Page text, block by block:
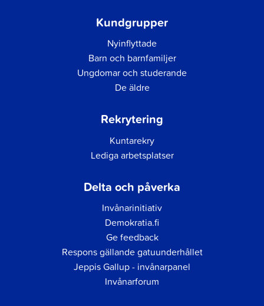
Kundgrupper
Nyinflyttade
Barn och barnfamiljer
Ungdomar och studerande
De äldre
Rekrytering
Kuntarekry
Lediga arbetsplatser
Delta och påverka
Invånarinitiativ
Demokratia.fi
Ge feedback
Respons gällande gatuunderhållet
Jeppis Gallup - invånarpanel
Invånarforum